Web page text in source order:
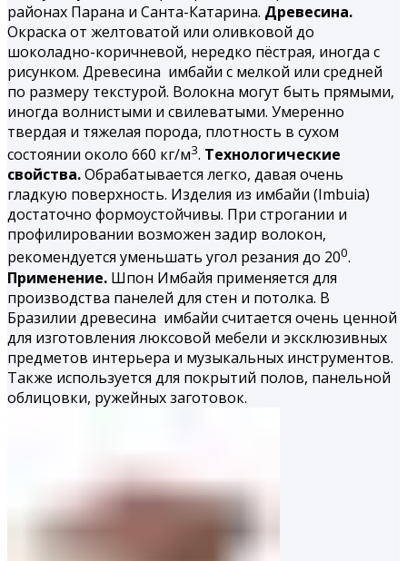
районах Парана и Санта-Катарина. Древесина.
Окраска от желтоватой или оливковой до
шоколадно-коричневой, нередко пёстрая, иногда с
рисунком. Древесина имбайи с мелкой или средней
по размеру текстурой. Волокна могут быть прямыми,
иногда волнистыми и свилеватыми. Умеренно
твердая и тяжелая порода, плотность в сухом
состоянии около 660 кг/м3. Технологические
свойства.Обрабатывается легко, давая очень
гладкую поверхность. Изделия из имбайи (Imbuia)
достаточно формоустойчивы. При строгании и
профилировании возможен задир волокон,
рекомендуется уменьшать угол резания до 200.
Применение. Шпон Имбайя применяется для
производства панелей для стен и потолка. В
Бразилии древесина имбайи считается очень ценной
для изготовления люксовой мебели и эксклюзивных
предметов интерьера и музыкальных инструментов.
Также используется для покрытий полов, панельной
облицовки, ружейных заготовок.